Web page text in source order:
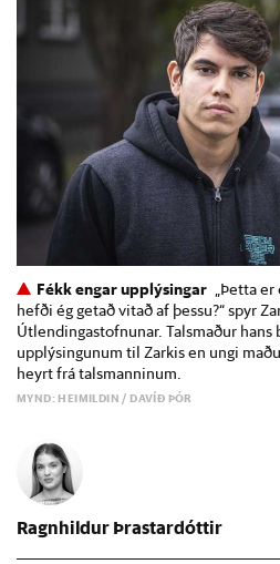
Fékk engar upplýsingar „Þetta
hefði ég getað vitað af þessu?“ spyr
Útlendingastofnunar. Talsmaður hans
upplýsingunum til Zarkis en ungi
heyrt frá talsmanninum.
MYND: HEIMILDIN / DAVÍÐ ÞÓR
Ragnhildur Þrastardóttir